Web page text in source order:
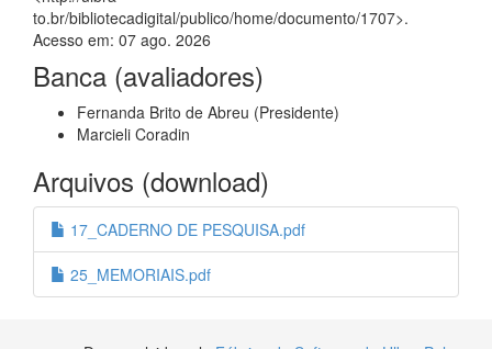
to.br/bibliotecadigital/publico/home/documento/1707>.
Acesso em: 07 ago. 2026
Banca (avaliadores)
Fernanda Brito de Abreu (Presidente)
Marcieli Coradin
Arquivos (download)
17_CADERNO DE PESQUISA.pdf
25_MEMORIAIS.pdf